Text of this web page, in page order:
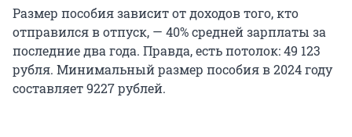
Размер пособия зависит от доходов того, кто
отправился в отпуск, — 40% средней зарплаты за
последние два года. Правда, есть потолок: 49 123
рубля. Минимальный размер пособия в 2024 году
составляет 9227 рублей.